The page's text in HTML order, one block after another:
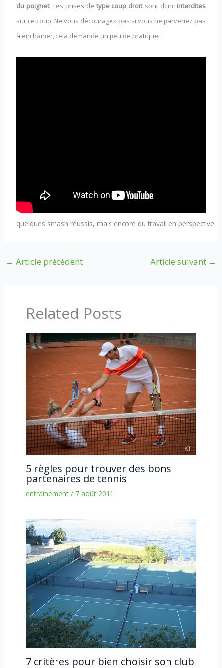
du poignet. Les prises detype coup droitsont donc interdites
sur ce coup. Ne vous découragez pas si vous ne parvenez pas
à enchainer, cela demande un peu de pratique.
quelques smash réussis, mais encore du travail en perspective.
← Article précédent Article suivant →
Related Posts
5 règles pour trouver des bons
partenaires de tennis
entraînement/ 7 août 2011
7 critères pour bien choisir son club